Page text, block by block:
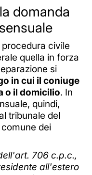
domanda
civile
quella in forza
si
in cui il coniuge
o il domicilio. In
quindi,
tribunale del
dei
706 c.p.c.,
all'estero